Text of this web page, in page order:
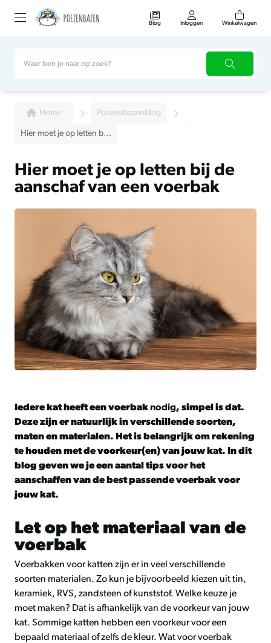
Blog Inloggen Winkelwagen
Home Poezenbazenblog
Hier moet je op letten bij de aanschaf van een voerbak
Hier moet je op letten bij de
aanschaf van een voerbak
Iedere kat heeft een voerbaknodig, simpel is dat.
Deze zijn er natuurlijk in verschillende soorten,
maten en materialen. Het is belangrijk om rekening
te houden met de voorkeur(en) van jouw kat. In dit
blog geven we je een aantal tips voor het
aanschaffen van de best passende voerbak voor
jouw kat.
Let op het materiaal van de
voerbak
Voerbakken voor katten zijn er in veel verschillende
soorten materialen. Zo kun je bijvoorbeeld kiezen uit tin,
keramiek, RVS, zandsteen of kunststof. Welke keuze je
moet maken? Dat is afhankelijk van de voorkeur van jouw
kat. Sommige katten hebben een voorkeur voor een
bepaald materiaal of zelfs de kleur. Wat voor voerbak